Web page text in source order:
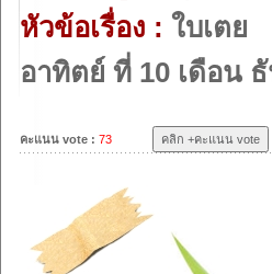
หัวข้อเรื่อง : ใบเตย
อาทิตย์ ที่ 10 เดือน
คะแนน vote : 73